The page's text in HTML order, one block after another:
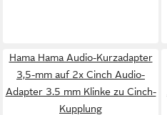
Hama Hama Audio-Kurzadapter
3,5-mm auf 2x Cinch Audio-
Adapter 3.5 mm Klinke zu Cinch-
Kupplung